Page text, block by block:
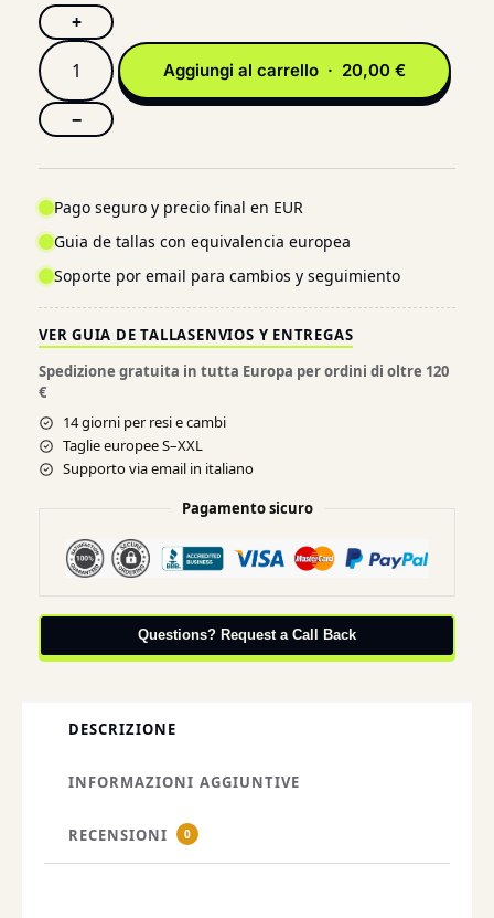
+
−
Aggiungi al carrello · 20,00 €
Pago seguro y precio final en EUR
Guia de tallas con equivalencia europea
Soporte por email para cambios y seguimiento
VER GUIA DE TALLASENVIOS Y ENTREGAS
Spedizione gratuita in tutta Europa per ordini di oltre 120
€
14 giorni per resi e cambi
Taglie europee S–XXL
Supporto via email in italiano
Pagamento sicuro
Questions? Request a Call Back
DESCRIZIONE
INFORMAZIONI AGGIUNTIVE
RECENSIONI 0